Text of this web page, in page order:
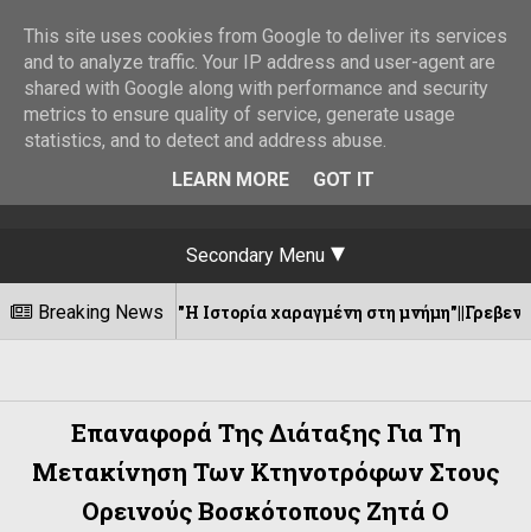
Secondary Menu
Breaking News
2026 "Η Ιστορία χαραγμένη στη μνήμη"||Γρεβενίτι 12-8-2026
Επαναφορά Της Διάταξης Για Τη
Μετακίνηση Των Κτηνοτρόφων Στους
Ορεινούς Βοσκότοπους Ζητά Ο
This site uses cookies from Google to deliver its services
and to analyze traffic. Your IP address and user-agent are
shared with Google along with performance and security
metrics to ensure quality of service, generate usage
statistics, and to detect and address abuse.
LEARN MORE
GOT IT